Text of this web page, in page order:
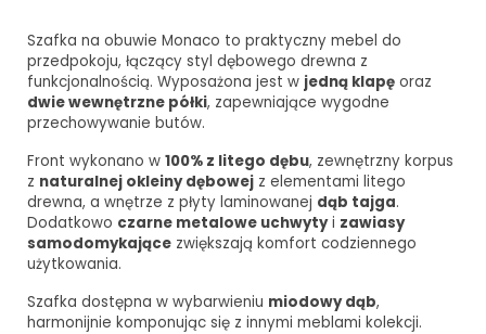
Szafka na obuwie Monaco to praktyczny mebel do
przedpokoju, łączący styl dębowego drewna z
funkcjonalnością. Wyposażona jest w jedną klapę oraz
dwie wewnętrzne półki, zapewniające wygodne
przechowywanie butów.
Front wykonano w 100% z litego dębu, zewnętrzny korpus
z naturalnej okleiny dębowej z elementami litego
drewna, a wnętrze z płyty laminowanej dąb tajga.
Dodatkowo czarne metalowe uchwytyi zawiasy
samodomykające zwiększają komfort codziennego
użytkowania.
Szafka dostępna w wybarwieniu miodowy dąb,
harmonijnie komponując się z innymi meblami kolekcji.